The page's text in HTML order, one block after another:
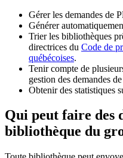
Gérer les demandes de
Générer
Trier les bibliothèques
directrices du Code de
québécoises.
Tenir compte de
gestion des demandes
Obtenir des statistiques
Qui peut faire des
bibliothèque du